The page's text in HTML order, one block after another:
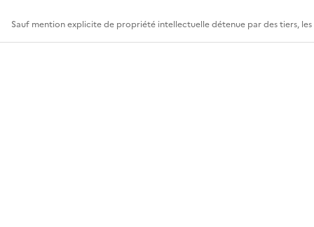
Sauf mention explicite de propriété intellectuelle détenue par des tiers,